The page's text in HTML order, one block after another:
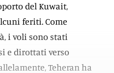
del Kuwait,
feriti. Come
i voli sono stati
e dirottati verso
Teheran ha